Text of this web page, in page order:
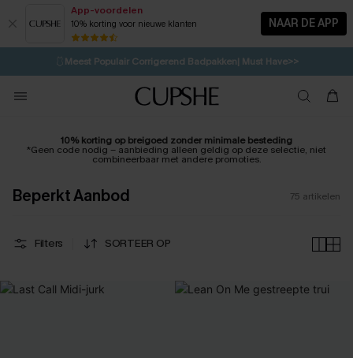
App-voordelen
10% korting voor nieuwe klanten NAAR DE APP
⚡️LAATSTE KANS | Tot 50% korting>>
🩱Meest Populair Corrigerend Badpakken| Must Have>>
💌Abonneer je & ontvang tot 15% korting>>
Koop 3, krijg 15% korting | CODE: SW15
10% korting op breigoed zonder minimale besteding
*Geen code nodig – aanbieding alleen geldig op deze selectie, niet
combineerbaar met andere promoties.
Beperkt Aanbod 75 artikelen
Filters SORTEER OP